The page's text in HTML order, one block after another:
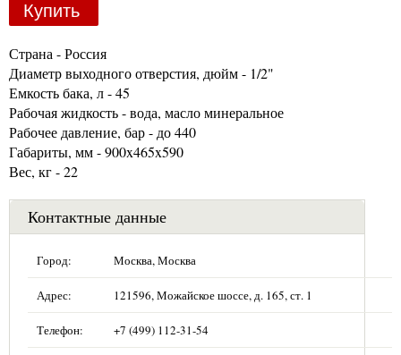
Купить
Страна - Россия
Диаметр выходного отверстия, дюйм - 1/2"
Емкость бака, л - 45
Рабочая жидкость - вода, масло минеральное
Рабочее давление, бар - до 440
Габариты, мм - 900x465x590
Вес, кг - 22
Контактные данные
Город: Москва, Москва
Адрес: 121596, Можайское шоссе, д. 165, ст. 1
Телефон: +7 (499) 112-31-54